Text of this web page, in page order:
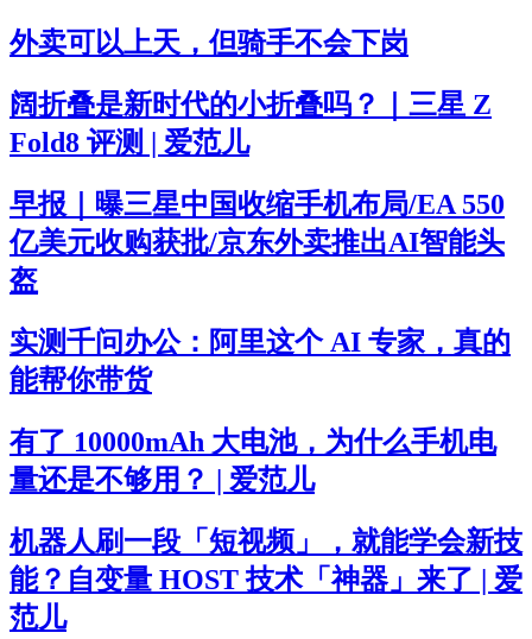
外卖可以上天，但骑手不会下岗
阔折叠是新时代的小折叠吗？｜三星 Z
Fold8 评测 | 爱范儿
早报｜曝三星中国收缩手机布局/EA 550
亿美元收购获批/京东外卖推出AI智能头
盔
实测千问办公：阿里这个 AI 专家，真的
能帮你带货
有了 10000mAh 大电池，为什么手机电
量还是不够用？ | 爱范儿
机器人刷一段「短视频」，就能学会新技
能？自变量 HOST 技术「神器」来了 | 爱
范儿